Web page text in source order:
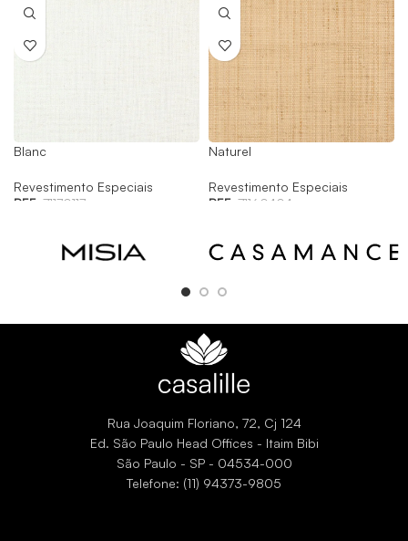
Blanc
Revestimento Especiais
REF: 71170117
Naturel
Revestimento Especiais
REF: 71160404
Rua Joaquim Floriano, 72, Cj 124
Ed. São Paulo Head Offices - Itaim Bibi
São Paulo - SP - 04534-000
Telefone: (11) 94373-9805